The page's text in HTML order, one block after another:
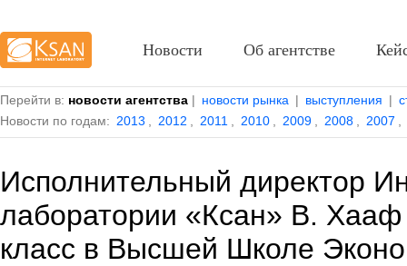
Перейти в: новости агентства | новости рынка | выступления |
Новости по годам: 2013 2012 2011 2010 2009 2008 2007
Исполнительный директор
лаборатории «Ксан» В.
класс в Высшей Школе
Новости Об агентстве